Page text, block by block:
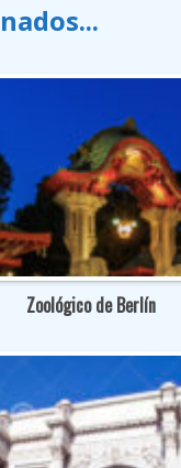
Zoológico de Berlín